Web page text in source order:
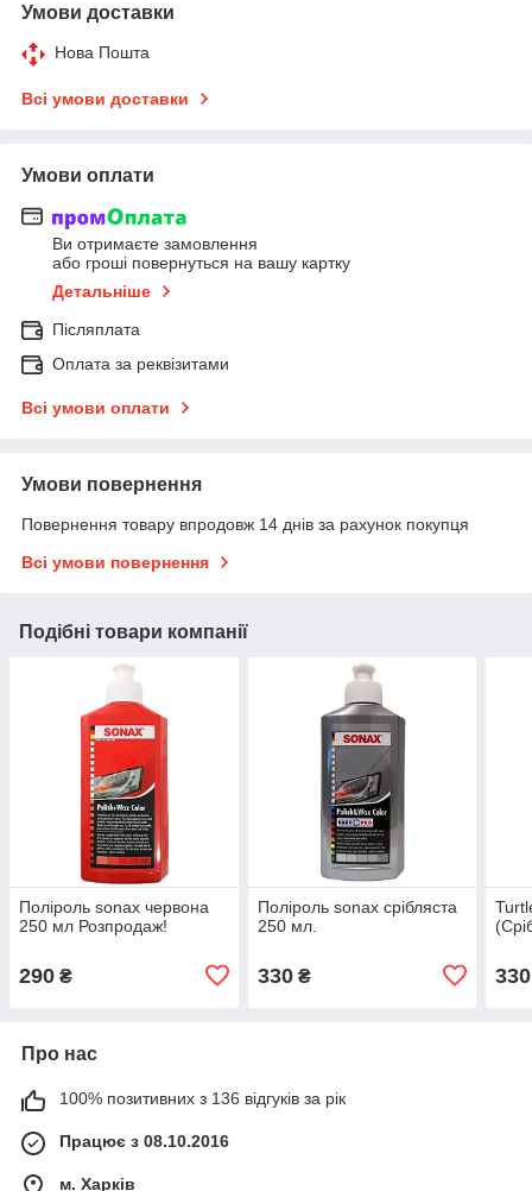
Умови доставки
Нова Пошта
Всі умови доставки
Умови оплати
Ви отримаєте замовлення
або гроші повернуться на вашу картку
Детальніше
Післяплата
Оплата за реквізитами
Всі умови оплати
Умови повернення
Повернення товару впродовж 14 днів за рахунок покупця
Всі умови повернення
Подібні товари компанії
Поліроль sonax червона
250 мл Розпродаж!
290 ₴
Поліроль sonax срібляста
250 мл.
330₴ 330
Про нас
100% позитивних з 136 відгуків за рік
Працює з 08.10.2016
м. Харків